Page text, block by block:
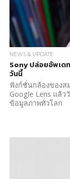
NEWS & UPDATE
Sony ปล่อยอัพเด
วันนี้
ฟังก์ชั่นกล้องของส
Google Lens แล้
ข้อมูลภาพทั่วโลก